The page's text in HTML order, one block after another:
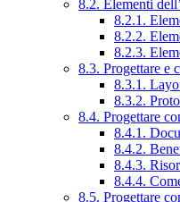
8.2. Elementi
8.2.1.
8.2.2.
8.2.3.
8.3. Progettare e
8.3.1.
8.3.2.
8.4. Progettare
8.4.1.
8.4.2.
8.4.3.
8.4.4.
8.5. Progettare